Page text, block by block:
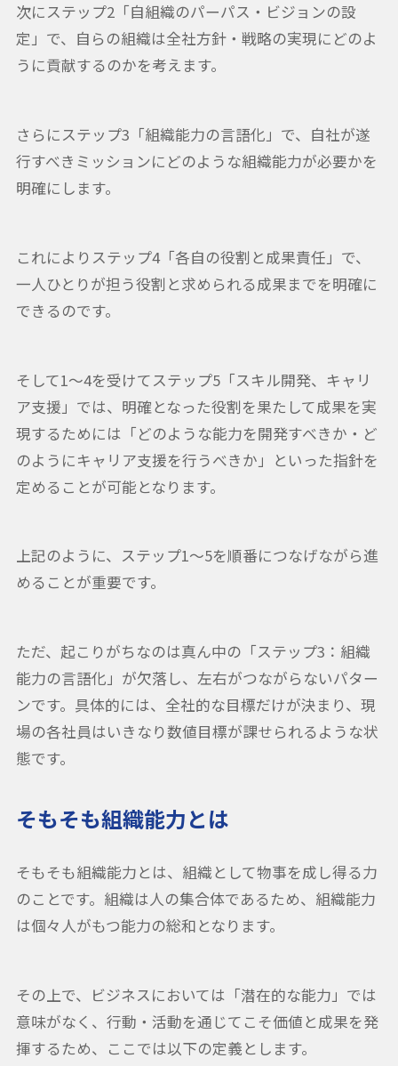
次にステップ2「自組織のパーパス・ビジョンの設
定」で、自らの組織は全社方針・戦略の実現にどのよ
うに貢献するのかを考えます。
さらにステップ3「組織能力の言語化」で、自社が遂
行すべきミッションにどのような組織能力が必要かを
明確にします。
これによりステップ4「各自の役割と成果責任」で、
一人ひとりが担う役割と求められる成果までを明確に
できるのです。
そして1～4を受けてステップ5「スキル開発、キャリ
ア支援」では、明確となった役割を果たして成果を実
現するためには「どのような能力を開発すべきか・ど
のようにキャリア支援を行うべきか」といった指針を
定めることが可能となります。
上記のように、ステップ1〜5を順番につなげながら進
めることが重要です。
ただ、起こりがちなのは真ん中の「ステップ3：組織
能力の言語化」が欠落し、左右がつながらないパター
ンです。具体的には、全社的な目標だけが決まり、現
場の各社員はいきなり数値目標が課せられるような状
態です。
そもそも組織能力とは
そもそも組織能力とは、組織として物事を成し得る力
のことです。組織は人の集合体であるため、組織能力
は個々人がもつ能力の総和となります。
その上で、ビジネスにおいては「潜在的な能力」では
意味がなく、行動・活動を通じてこそ価値と成果を発
揮するため、ここでは以下の定義とします。